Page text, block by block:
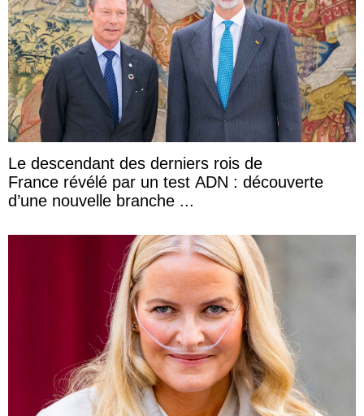
Le descendant des derniers rois de
France révélé par un test ADN : découverte
d’une nouvelle branche ...